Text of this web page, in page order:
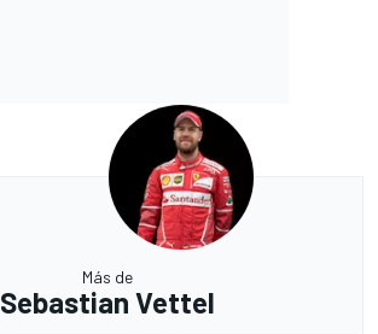
Más de
Sebastian Vettel